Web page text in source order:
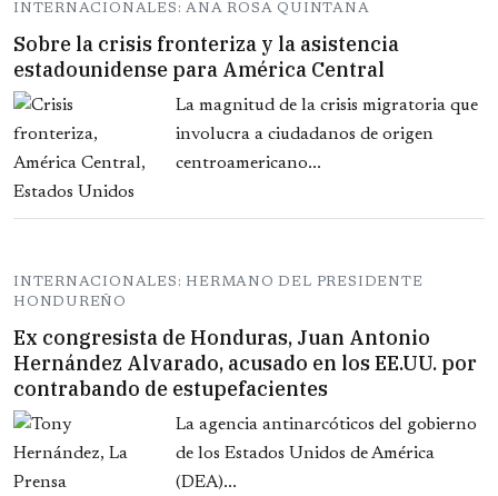
INTERNACIONALES: ANA ROSA QUINTANA
Sobre la crisis fronteriza y la asistencia
estadounidense para América Central
La magnitud de la crisis migratoria que
involucra a ciudadanos de origen
centroamericano...
INTERNACIONALES: HERMANO DEL PRESIDENTE
HONDUREÑO
Ex congresista de Honduras, Juan Antonio
Hernández Alvarado, acusado en los EE.UU. por
contrabando de estupefacientes
La agencia antinarcóticos del gobierno
de los Estados Unidos de América
(DEA)...